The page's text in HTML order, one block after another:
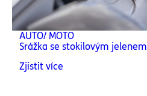
AUTO/ MOTO
Srážka se stokilovým jelenem
Zjistit více